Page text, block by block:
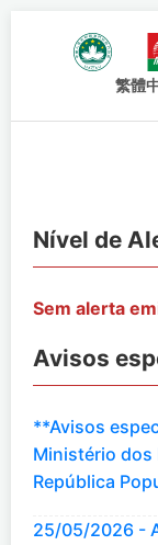
繁體
Nível de
Sem alerta
Avisos
**Avisos
Ministério dos
República
25/05/2026 -